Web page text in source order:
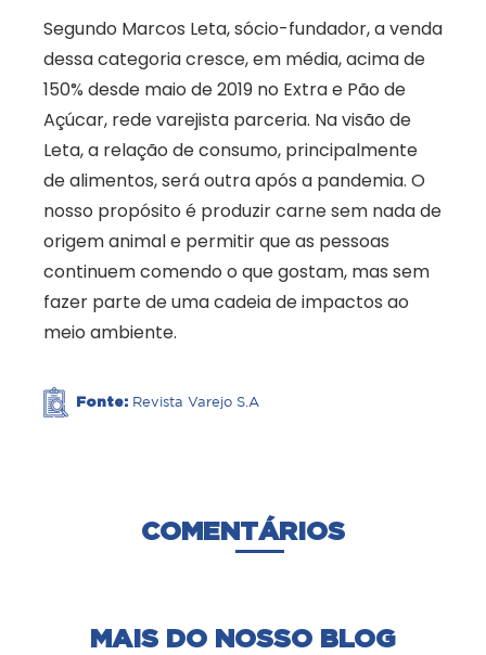
Segundo Marcos Leta, sócio-fundador, a venda
dessa categoria cresce, em média, acima de
150% desde maio de 2019 no Extra e Pão de
Açúcar, rede varejista parceria. Na visão de
Leta, a relação de consumo, principalmente
de alimentos, será outra após a pandemia. O
nosso propósito é produzir carne sem nada de
origem animal e permitir que as pessoas
continuem comendo o que gostam, mas sem
fazer parte de uma cadeia de impactos ao
meio ambiente.
Fonte: Revista Varejo S.A
COMENTÁRIOS
MAIS DO NOSSO BLOG